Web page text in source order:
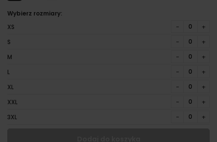
Wybierz rozmiary:
XS
− +
S − +
M − +
L − +
XL − +
XXL − +
3XL − +